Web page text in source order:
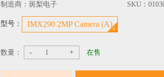
制造商： 斑梨电子 SKU：
型号： IMX290 2MP Camera (A)
数量： - + 在售